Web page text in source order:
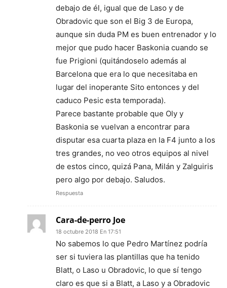
debajo de él, igual que de Laso y de
Obradovic que son el Big 3 de Europa,
aunque sin duda PM es buen entrenador y lo
mejor que pudo hacer Baskonia cuando se
fue Prigioni (quitándoselo además al
Barcelona que era lo que necesitaba en
lugar del inoperante Sito entonces y del
caduco Pesic esta temporada).
Parece bastante probable que Oly y
Baskonia se vuelvan a encontrar para
disputar esa cuarta plaza en la F4 junto a los
tres grandes, no veo otros equipos al nivel
de estos cinco, quizá Pana, Milán y Zalguiris
pero algo por debajo. Saludos.
Respuesta
Cara-de-perro Joe
18 octubre 2018 En 17:51
No sabemos lo que Pedro Martínez podría
ser si tuviera las plantillas que ha tenido
Blatt, o Laso u Obradovic, lo que sí tengo
claro es que si a Blatt, a Laso y a Obradovic